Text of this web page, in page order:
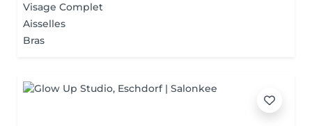
Visage Complet
Aisselles
Bras